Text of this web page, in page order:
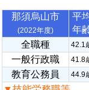
那須烏山市
(2022年度)
平
年
全職種
42.1
一般行政職 41.8
教育公務員 44.9